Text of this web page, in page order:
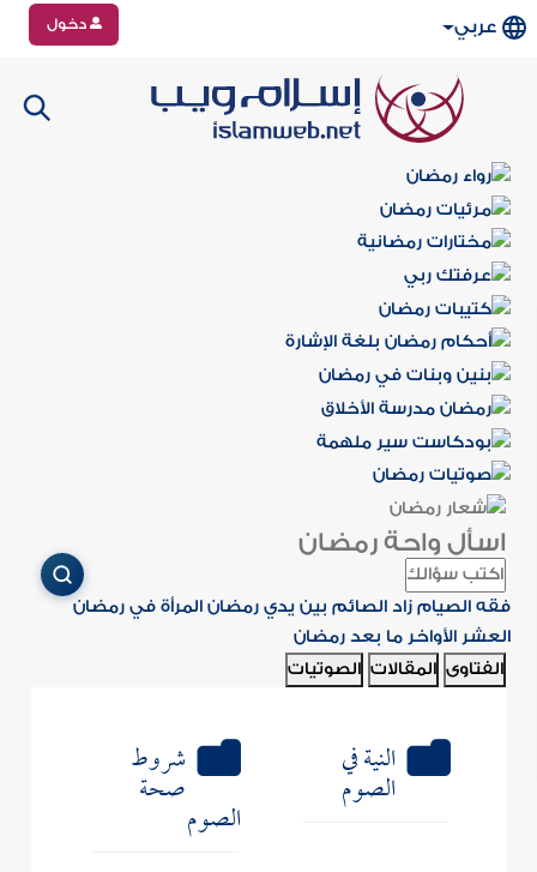
عربي دخول
اسأل واحة رمضان
فقه الصيام زاد الصائم بين يدي رمضان المرأة في رمضان
العشر الأواخر ما بعد رمضان
الفتاوى المقالات الصوتيات
النية في
الصوم
شروط
صحة
الصوم